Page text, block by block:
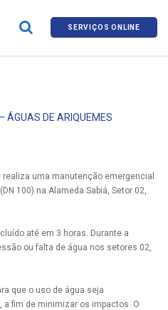
SERVIÇOS ONLINE
ÁGUAS DE ARIQUEMES
uma manutenção emergencial
100) na Alameda Sabiá, Setor 02,
até em 3 horas. Durante a
ou falta de água nos setores 02,
que o uso de água seja
fim de minimizar os impactos. O